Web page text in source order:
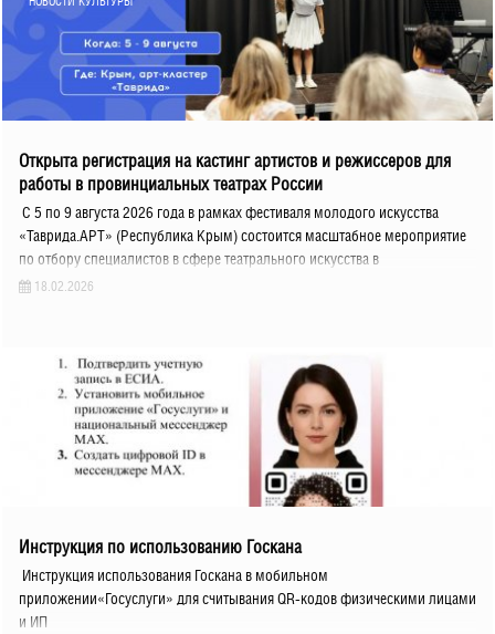
Открыта регистрация на кастинг артистов и режиссеров для
работы в провинциальных театрах России
С 5 по 9 августа 2026 года в рамках фестиваля молодого искусства
«Таврида.АРТ» (Республика Крым) состоится масштабное мероприятие
по отбору специалистов в сфере театрального искусства в
18.02.2026
НОВОСТИ КУЛЬТУРЫ
Инструкция по использованию Госкана
Инструкция использования Госкана в мобильном
приложении«Госуслуги» для считывания QR-кодов физическими лицами
и ИП